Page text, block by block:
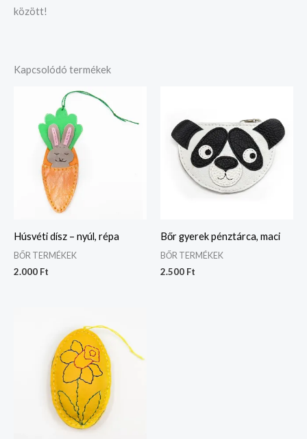
között!
Kapcsolódó termékek
Húsvéti dísz – nyúl, répa
BŐR TERMÉKEK
2.000 Ft
Bőr gyerek pénztárca, maci
BŐR TERMÉKEK
2.500 Ft